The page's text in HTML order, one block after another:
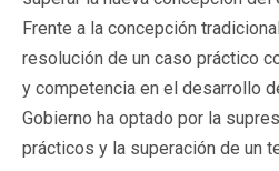
Frente a la concepción
resolución de un caso práctico
y competencia en el desarrollo
Gobierno ha optado por la
prácticos y la superación de un